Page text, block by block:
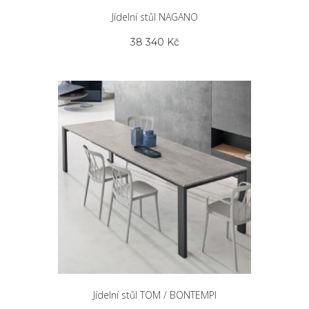
Jídelní stůl NAGANO
38 340 Kč
Jídelní stůl TOM / BONTEMPI